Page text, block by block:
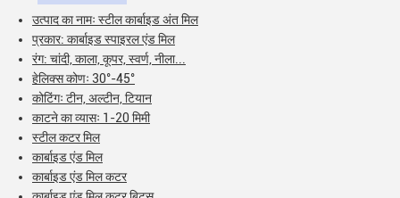
उत्पाद का नामः स्टील कार्बाइड अंत मिल
प्रकार: कार्बाइड स्पाइरल एंड मिल
रंग: चांदी, काला, कूपर, स्वर्ण, नीला...
हेलिक्स कोणः 30°-45°
कोटिंगः टीन, अल्टीन, टियान
काटने का व्यासः 1-20 मिमी
स्टील कटर मिल
कार्बाइड एंड मिल
कार्बाइड एंड मिल कटर